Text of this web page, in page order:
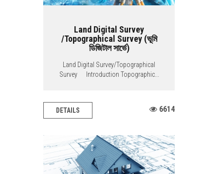
Land Digital Survey
/Topographical Survey (ভূমি
ডিজিটাল সার্ভে)
Land Digital Survey/Topographical
Survey Introduction Topographic...
DETAILS 6614